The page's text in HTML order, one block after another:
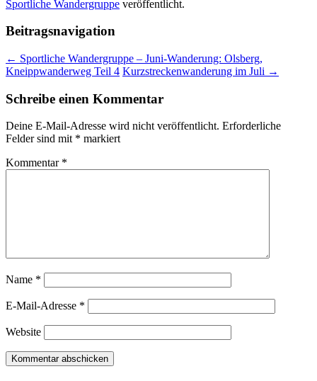
Sportliche Wandergruppe veröffentlicht.
Beitragsnavigation
← Sportliche Wandergruppe – Juni-Wanderung: Olsberg,
Kneippwanderweg Teil 4 Kurzstreckenwanderung im Juli →
Schreibe einen Kommentar
Deine E-Mail-Adresse wird nicht veröffentlicht. Erforderliche
Felder sind mit * markiert
Kommentar *
Name *
E-Mail-Adresse *
Website